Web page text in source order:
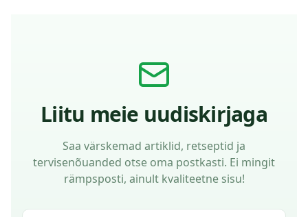
Liitu meie uudiskirjaga
Saa värskemad artiklid, retseptid ja
tervisenõuanded otse oma postkasti. Ei mingit
rämpsposti, ainult kvaliteetne sisu!